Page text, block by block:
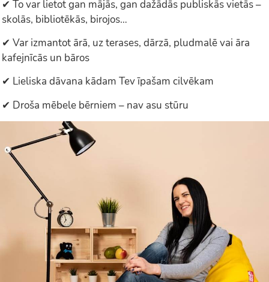
✔ To var lietot gan mājās, gan dažādās publiskās vietās –
skolās, bibliotēkās, birojos…
✔ Var izmantot ārā, uz terases, dārzā, pludmalē vai āra
kafejnīcās un bāros
✔ Lieliska dāvana kādam Tev īpašam cilvēkam
✔ Droša mēbele bērniem – nav asu stūru